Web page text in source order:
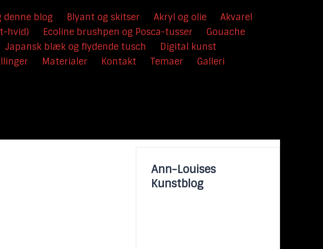
denne blog Blyant og skitser Akryl og olie
Akvarel
hvid)
Ecoline brushpen og Posca-tusser
Gouache
Japansk blæk og flydende tusch
Digital kunst
Materialer Kontakt Temaer Galleri
Ann-Louises
Kunstblog